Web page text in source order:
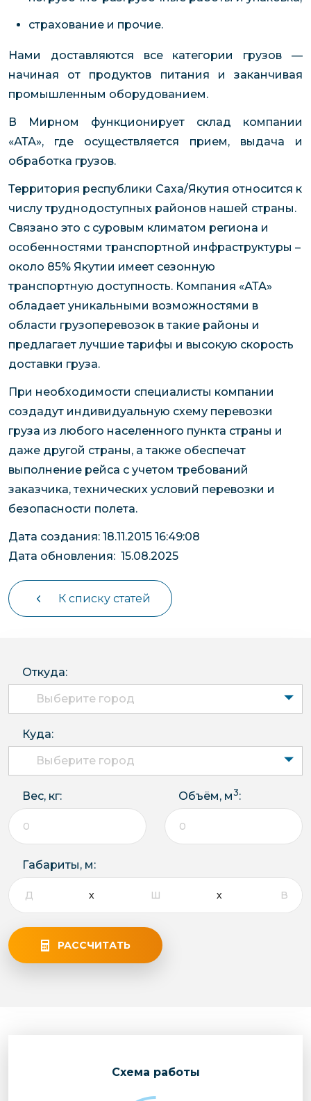
страхование и прочие.
Нами доставляются все категории грузов —
начиная от продуктов питания и заканчивая
промышленным оборудованием.
В Мирном функционирует склад компании
«АТА», где осуществляется прием, выдача и
обработка грузов.
Территория республики Саха/Якутия относится к
числу труднодоступных районов нашей страны.
Связано это с суровым климатом региона и
особенностями транспортной инфраструктуры –
около 85% Якутии имеет сезонную
транспортную доступность. Компания «АТА»
обладает уникальными возможностями в
области грузоперевозок в такие районы и
предлагает лучшие тарифы и высокую скорость
доставки груза.
При необходимости специалисты компании
создадут индивидуальную схему перевозки
груза из любого населенного пункта страны и
даже другой страны, а также обеспечат
выполнение рейса с учетом требований
заказчика, технических условий перевозки и
безопасности полета.
Дата создания: 18.11.2015 16:49:08
Дата обновления: 15.08.2025
К списку статей
Откуда:
Выберите город
Куда:
Выберите город
Вес, кг: Объём, м3:
Габариты, м:
РАССЧИТАТЬ
Cхема работы